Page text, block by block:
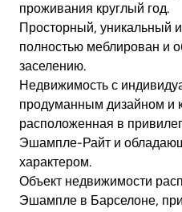
проживания круглый год.
Просторный, уникальный
полностью меблирован и
заселению.
Недвижимость с
продуманным дизайном и
расположенная в
Эшампле-Райт и
характером.
Объект недвижимости
Эшампле в Барселоне,